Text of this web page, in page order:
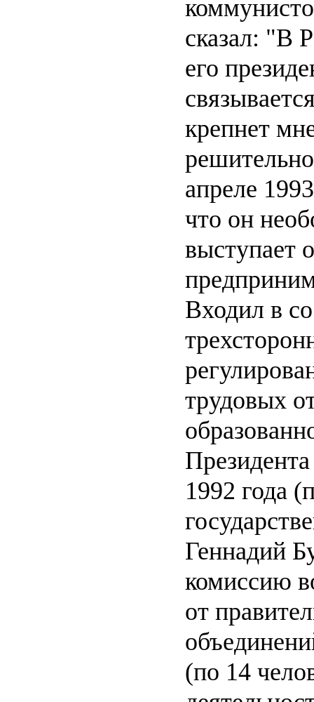
сказал: "В
его
крепнет
апреле
что он
выступает
Входил в
трудовых
1992 года
Геннадий
комиссию
от
(по 14